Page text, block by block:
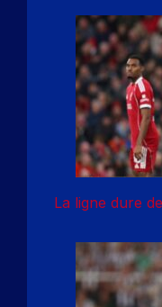
La ligne dure